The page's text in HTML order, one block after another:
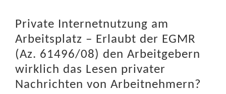
Private Internetnutzung am
Arbeitsplatz – Erlaubt der EGMR
(Az. 61496/08) den Arbeitgebern
wirklich das Lesen privater
Nachrichten von Arbeitnehmern?